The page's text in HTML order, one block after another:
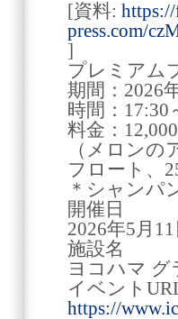
[資料:
press.com/
]
プレミアム
期間：2026
時間：17:30
料金：
（メロン
フロート、
＊シャンパ
開催日
2026年5月
施設名
ヨコハマ
イベント
https://